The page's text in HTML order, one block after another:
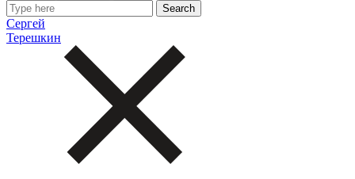
Сергей
Терешкин